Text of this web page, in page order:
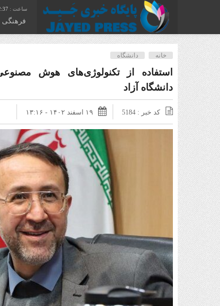
فرهنگی
خانه دانشگاه
استفاده از تکنولوژی‌های هوش
دانشگاه آزاد
کد خبر : 5184 ۱۹ اسفند ۱۴۰۲ - ۱۳:۱۶